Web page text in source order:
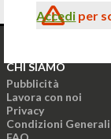
Accedi per
CHI SIAMO
Pubblicità
Lavora con noi
Privacy
Condizioni Generali